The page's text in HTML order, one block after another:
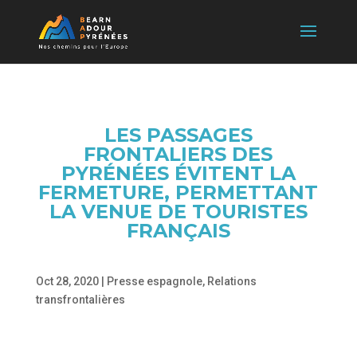
LES PASSAGES
FRONTALIERS DES
PYRÉNÉES ÉVITENT LA
FERMETURE, PERMETTANT
LA VENUE DE TOURISTES
FRANÇAIS
Oct 28, 2020| Presse espagnole, Relations
transfrontalières